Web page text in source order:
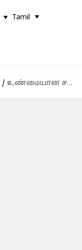
Tamil
/ உண்மையான சம்பளத்தை கூறிய ​CRED CEO குணால் ஷா!